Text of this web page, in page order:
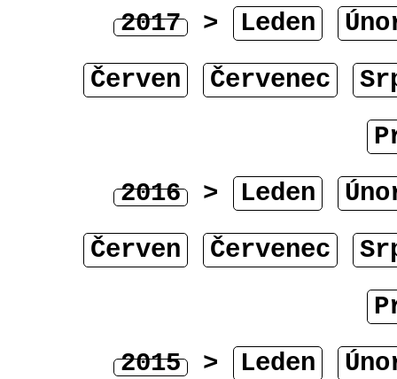
2017 > Leden
Červen
Červenec
2016 > Leden
Červen
Červenec
2015 > Leden